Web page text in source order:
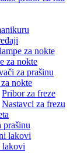
za nokte
za nokte
za prašinu
nokte
Pribor za freze
Nastavci za frezu
prašinu
lakovi
lakovi